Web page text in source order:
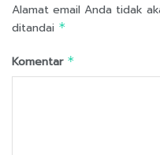
Alamat email Anda tidak
ditandai *
Komentar *